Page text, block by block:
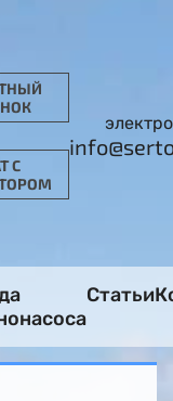
С
Статьи